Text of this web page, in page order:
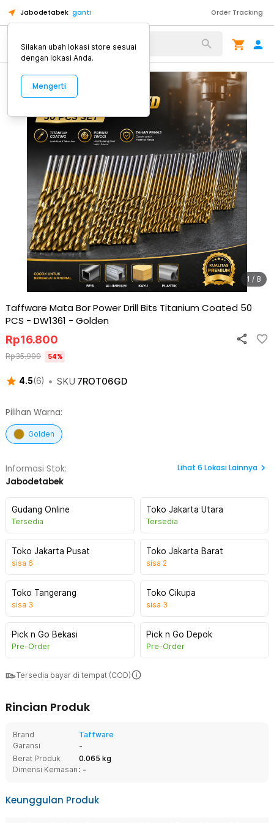
Jabodetabek ganti Order Tracking
Alat Kopi
1 / 8
Taffware Mata Bor Power Drill Bits Titanium Coated 50
PCS - DW1361 - Golden
4.5(6) • SKU 7ROT06GD
Rp16.800
Rp35.900 54%
Pilihan Warna:
Golden
Informasi Stok:
Jabodetabek
Lihat 6 Lokasi Lainnya
Gudang Online
Tersedia
Toko Jakarta Utara
Tersedia
Toko Jakarta Pusat
sisa 6
Toko Jakarta Barat
sisa 2
Toko Tangerang
sisa 3
Toko Cikupa
sisa 3
Pick n Go Bekasi
Pre-Order
Pick n Go Depok
Pre-Order
Tersedia bayar di tempat (COD)
Rincian Produk
Brand
Taffware
Garansi
-
Berat Produk
0.065 kg
Dimensi Kemasan : -
Keunggulan Produk
Silakan ubah lokasi store sesuai
dengan lokasi Anda.
Mengerti